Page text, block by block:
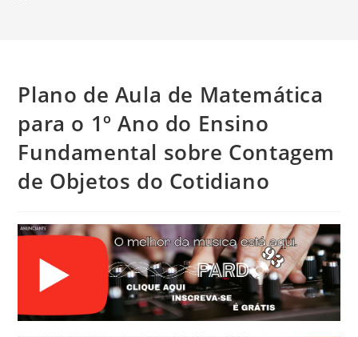
Plano de Aula de Matemática
para o 1º Ano do Ensino
Fundamental sobre Contagem
de Objetos do Cotidiano